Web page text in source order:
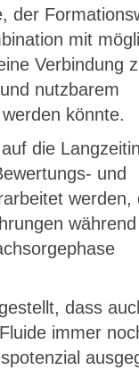
der
mit
Verbindung
nutzbarem
könnte.
die
und
werden,
dass
immer